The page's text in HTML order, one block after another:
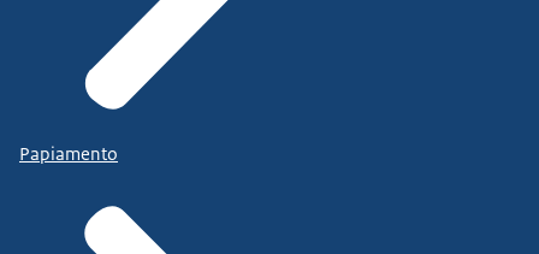
Papiamento